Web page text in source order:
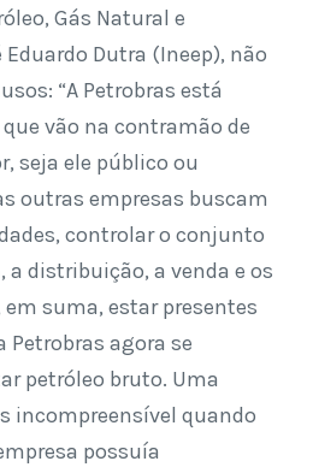
Gás Natural e
Dutra (Ineep), não
“A Petrobras está
vão na contramão de
seja ele público ou
outras empresas buscam
controlar o conjunto
a distribuição, a venda e os
suma, estar presentes
Petrobras agora se
petróleo bruto. Uma
incompreensível quando
possuía